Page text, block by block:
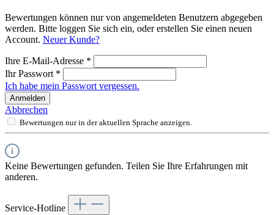
Bewertungen können nur von angemeldeten Benutzern abgegeben
werden. Bitte loggen Sie sich ein, oder erstellen Sie einen neuen
Account. Neuer Kunde?
Ihre E-Mail-Adresse *
Ihr Passwort *
Ich habe mein Passwort vergessen.
Anmelden
Abbrechen
Bewertungen nur in der aktuellen Sprache anzeigen.
Keine Bewertungen gefunden. Teilen Sie Ihre Erfahrungen mit
anderen.
Service-Hotline